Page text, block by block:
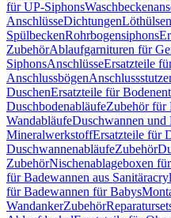
für UP-Siphons
AnschlüsseDichtungenLöthülsen
SpülbeckenRohrbogensiphons
ZubehörAblaufgarnituren für
SiphonsAnschlüsseErsatzteile
Anschlussbögen
DuschenErsatzteile für
DuschbodenabläufeZubehör für
WandabläufeDuschwannen und
MineralwerkstoffErsatzteile für
DuschwannenabläufeZubehör
ZubehörNischenablageboxen
für Badewannen aus Sanitäracryl
für Badewannen für Babys
WandankerZubehör